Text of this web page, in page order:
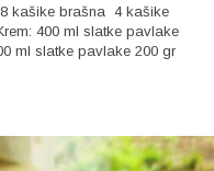
kašike brašna 4 kašike
400 ml slatke pavlake
ml slatke pavlake 200 gr